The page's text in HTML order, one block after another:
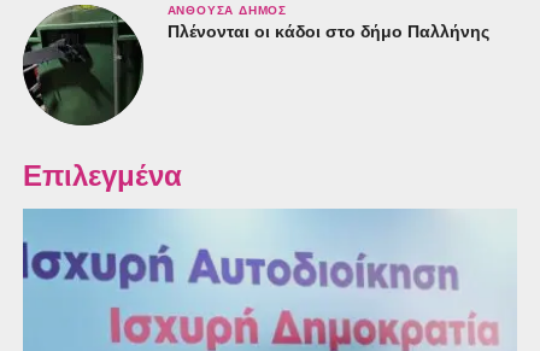
ΑΝΘΟΎΣΑ ΔΉΜΟΣ
Πλένονται οι κάδοι στο δήμο Παλλήνης
Επιλεγμένα